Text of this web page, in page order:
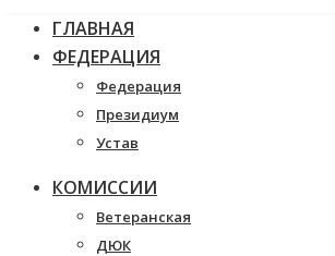
ГЛАВНАЯ
ФЕДЕРАЦИЯ
Федерация
Президиум
Устав
КОМИССИИ
Ветеранская
ДЮК